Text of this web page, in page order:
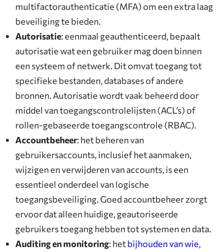
multifactorauthenticatie (MFA) om een extra laag
beveiliging te bieden.
Autorisatie: eenmaal geauthenticeerd, bepaalt
autorisatie wat een gebruiker mag doen binnen
een systeem of netwerk. Dit omvat toegang tot
specifieke bestanden, databases of andere
bronnen. Autorisatie wordt vaak beheerd door
middel van toegangscontrolelijsten (ACL’s) of
rollen-gebaseerde toegangscontrole (RBAC).
Accountbeheer: het beheren van
gebruikersaccounts, inclusief het aanmaken,
wijzigen en verwijderen van accounts, is een
essentieel onderdeel van logische
toegangsbeveiliging. Goed accountbeheer zorgt
ervoor dat alleen huidige, geautoriseerde
gebruikers toegang hebben tot systemen en data.
Auditing en monitoring: hetbijhouden van wie,